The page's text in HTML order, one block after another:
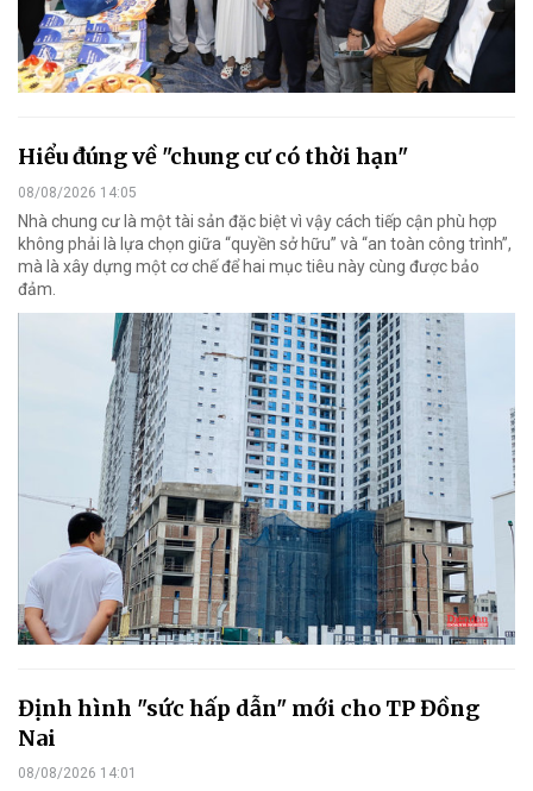
Hiểu đúng về "chung cư có thời hạn"
08/08/2026 14:05
Nhà chung cư là một tài sản đặc biệt vì vậy cách tiếp cận phù hợp
không phải là lựa chọn giữa “quyền sở hữu” và “an toàn công trình”,
mà là xây dựng một cơ chế để hai mục tiêu này cùng được bảo
đảm.
Định hình "sức hấp dẫn" mới cho TP Đồng
Nai
08/08/2026 14:01